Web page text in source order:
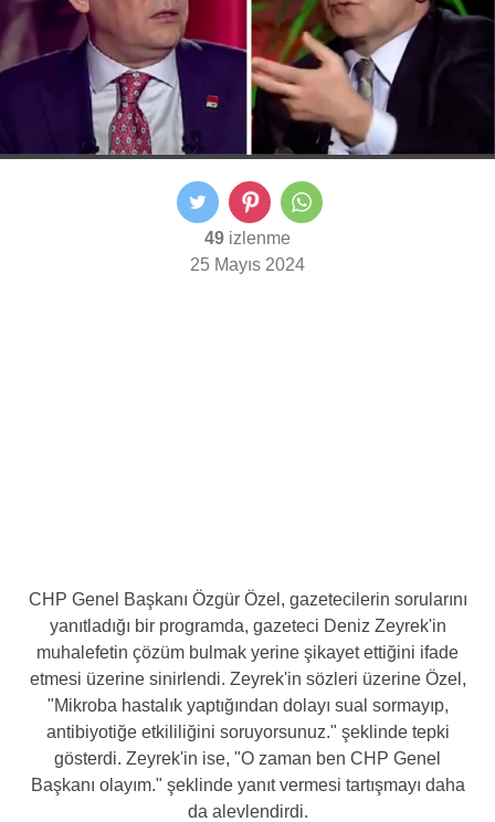
49 izlenme
25 Mayıs 2024
CHP Genel Başkanı Özgür Özel, gazetecilerin sorularını
yanıtladığı bir programda, gazeteci Deniz Zeyrek'in
muhalefetin çözüm bulmak yerine şikayet ettiğini ifade
etmesi üzerine sinirlendi. Zeyrek'in sözleri üzerine Özel,
"Mikroba hastalık yaptığından dolayı sual sormayıp,
antibiyotiğe etkililiğini soruyorsunuz." şeklinde tepki
gösterdi. Zeyrek'in ise, "O zaman ben CHP Genel
Başkanı olayım." şeklinde yanıt vermesi tartışmayı daha
da alevlendirdi.